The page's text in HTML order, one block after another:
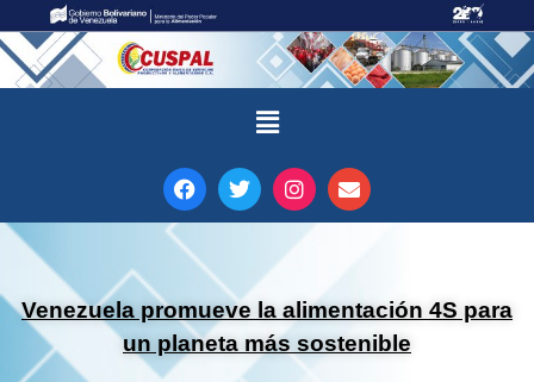
Venezuela promueve la alimentación 4S para
un planeta más sostenible